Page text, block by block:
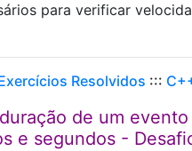
para verificar
Resolvidos :::
de um
e segundos -